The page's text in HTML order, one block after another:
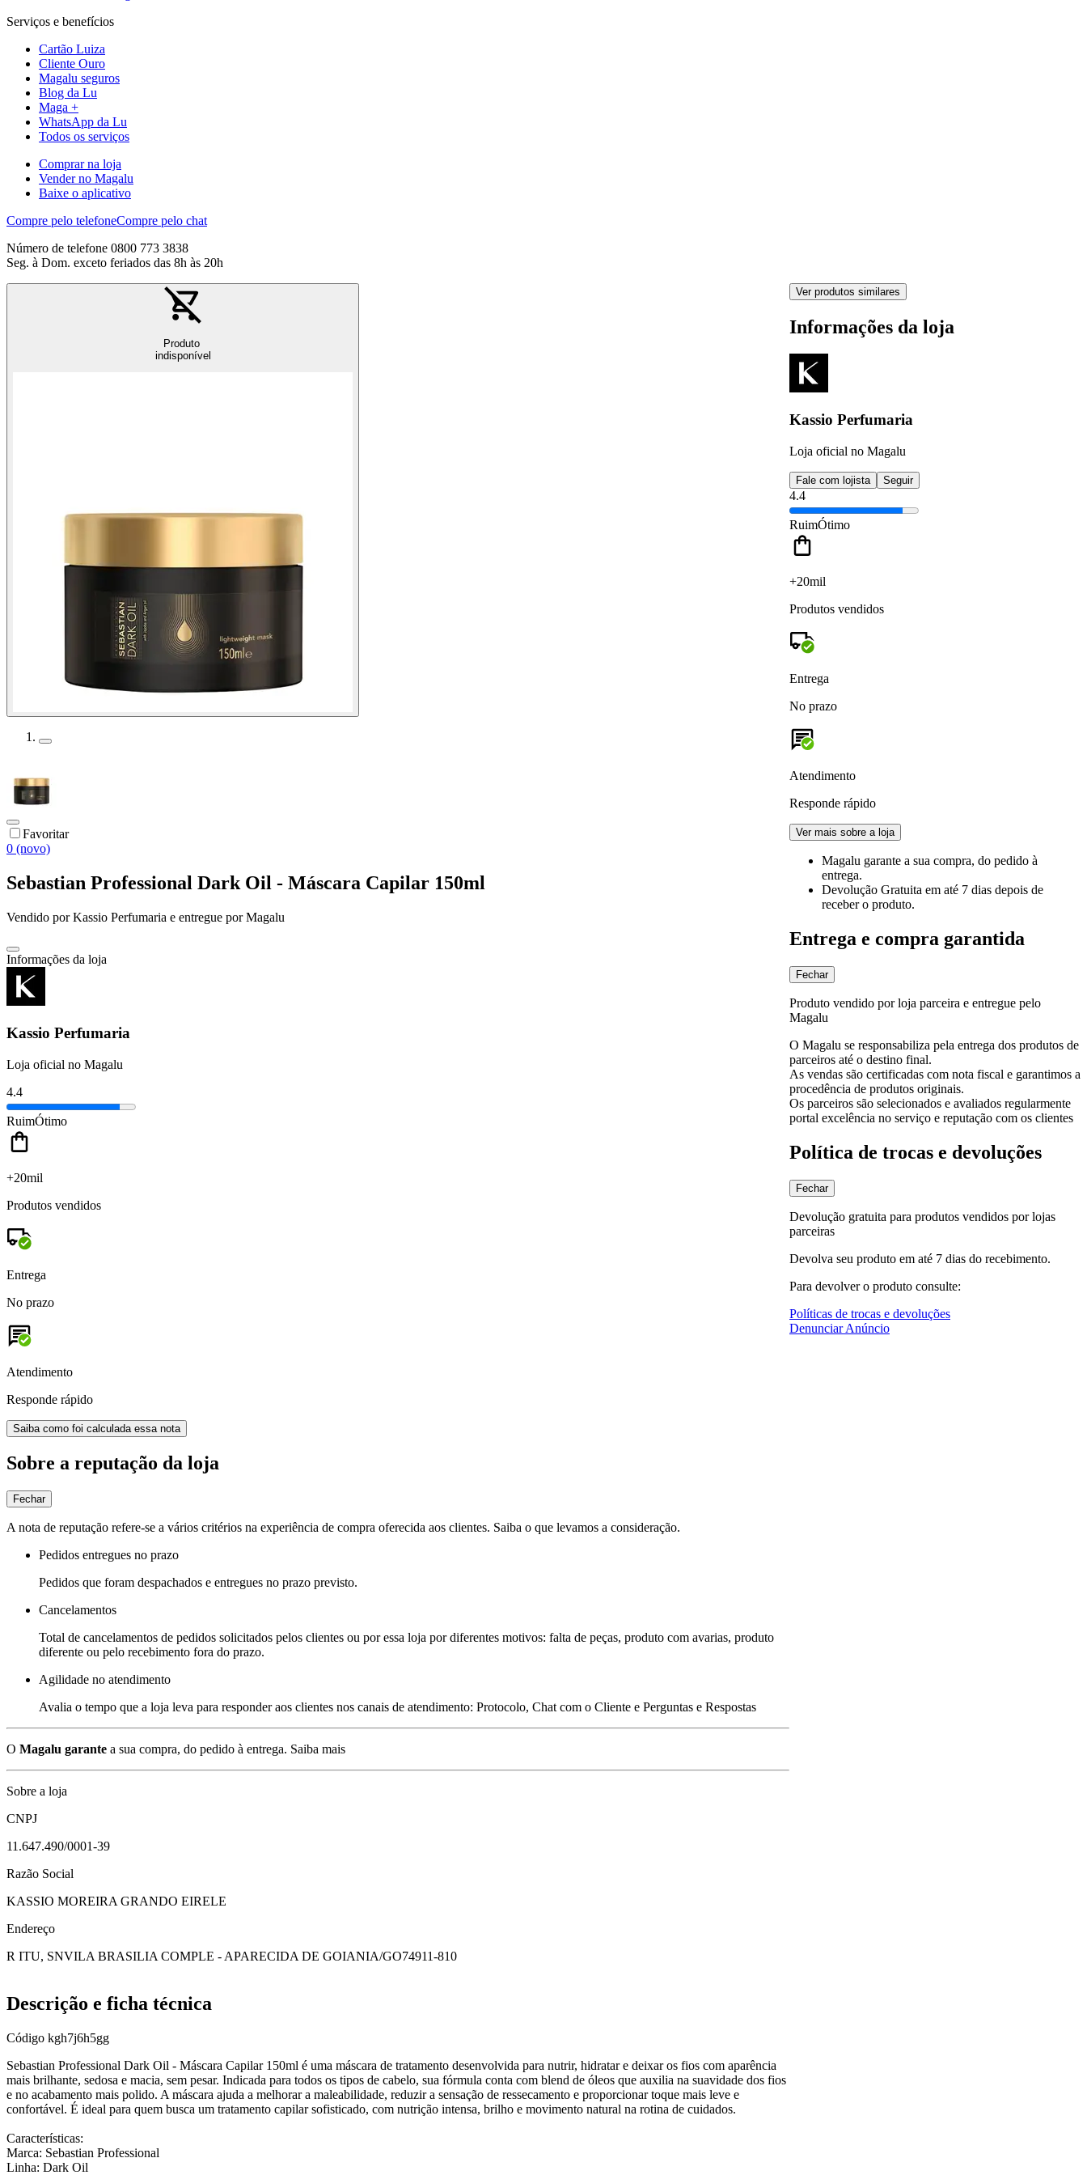
Serviços e benefícios
Cartão Luiza
Cliente Ouro
Magalu seguros
Blog da Lu
Maga +
WhatsApp da Lu
Todos os serviços
Comprar na loja
Vender no Magalu
Baixe o aplicativo
Compre pelo telefoneCompre pelo chat
Número de telefone 0800 773 3838
Seg. à Dom. exceto feriados das 8h às 20h
Produto
indisponível
Favoritar
0 (novo)
Sebastian Professional Dark Oil - Máscara Capilar 150ml
Vendido porKassio Perfumaria e entregue por Magalu
Informações da loja
Kassio Perfumaria
Loja oficial no Magalu
4.4
RuimÓtimo
+20mil
Produtos vendidos
Entrega
No prazo
Atendimento
Responde rápido
Saiba como foi calculada essa nota
Sobre a reputação da loja
Fechar
A nota de reputação refere-se a vários critérios na experiência de compra oferecida aos clientes. Saiba o que levamos a consideração.
Pedidos entregues no prazo
Pedidos que foram despachados e entregues no prazo previsto.
Cancelamentos
Total de cancelamentos de pedidos solicitados pelos clientes ou por essa loja por diferentes motivos: falta de peças, produto com avarias, produto
diferente ou pelo recebimento fora do prazo.
Agilidade no atendimento
Avalia o tempo que a loja leva para responder aos clientes nos canais de atendimento: Protocolo, Chat com o Cliente e Perguntas e Respostas
O Magalu garante a sua compra, do pedido à entrega. Saiba mais
Sobre a loja
CNPJ
11.647.490/0001-39
Razão Social
KASSIO MOREIRA GRANDO EIRELE
Endereço
R ITU, SNVILA BRASILIA COMPLE - APARECIDA DE GOIANIA/GO74911-810
Ver produtos similares
Informações da loja
Kassio Perfumaria
Loja oficial no Magalu
Fale com lojista Seguir
4.4
RuimÓtimo
+20mil
Produtos vendidos
Entrega
No prazo
Atendimento
Responde rápido
Ver mais sobre a loja
Magalu garante a sua compra, do pedido à
entrega.
Devolução Gratuita em até 7 dias depois de
receber o produto.
Entrega e compra garantida
Fechar
Produto vendido por loja parceira e entregue pelo
Magalu
O Magalu se responsabiliza pela entrega dos produtos de
parceiros até o destino final.
As vendas são certificadas com nota fiscal e garantimos a
procedência de produtos originais.
Os parceiros são selecionados e avaliados regularmente
portal excelência no serviço e reputação com os clientes
Política de trocas e devoluções
Fechar
Devolução gratuita para produtos vendidos por lojas
parceiras
Devolva seu produto em até 7 dias do recebimento.
Para devolver o produto consulte:
Políticas de trocas e devoluções
Denunciar Anúncio
Descrição e ficha técnica
Código kgh7j6h5gg
Sebastian Professional Dark Oil - Máscara Capilar 150ml é uma máscara de tratamento desenvolvida para nutrir, hidratar e deixar os fios com aparência
mais brilhante, sedosa e macia, sem pesar. Indicada para todos os tipos de cabelo, sua fórmula conta com blend de óleos que auxilia na suavidade dos fios
e no acabamento mais polido. A máscara ajuda a melhorar a maleabilidade, reduzir a sensação de ressecamento e proporcionar toque mais leve e
confortável. É ideal para quem busca um tratamento capilar sofisticado, com nutrição intensa, brilho e movimento natural na rotina de cuidados.
Características:
Marca: Sebastian Professional
Linha: Dark Oil